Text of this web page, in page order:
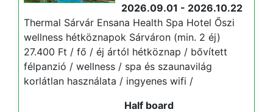
2026.09.01 - 2026.10.22
Thermal Sárvár Ensana Health Spa Hotel Őszi
wellness hétköznapok Sárváron (min. 2 éj)
27.400 Ft / fő / éj ártól hétköznap / bővített
félpanzió / wellness / spa és szaunavilág
korlátlan használata / ingyenes wifi /
Half board